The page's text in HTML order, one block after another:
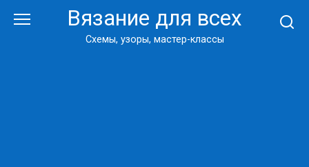
Вязание для всех
Схемы, узоры, мастер-классы